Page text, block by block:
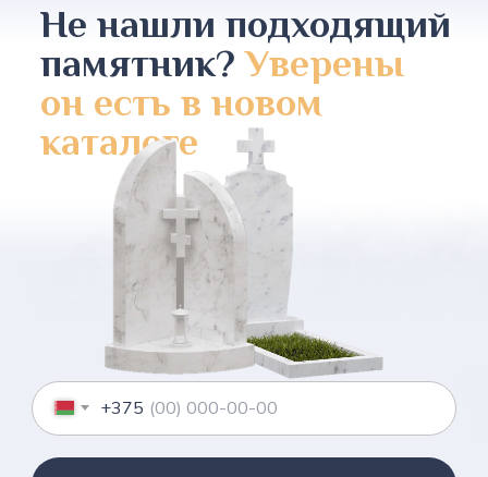
Не нашли подходящий
памятник?Уверены
он есть в новом
каталоге
+375